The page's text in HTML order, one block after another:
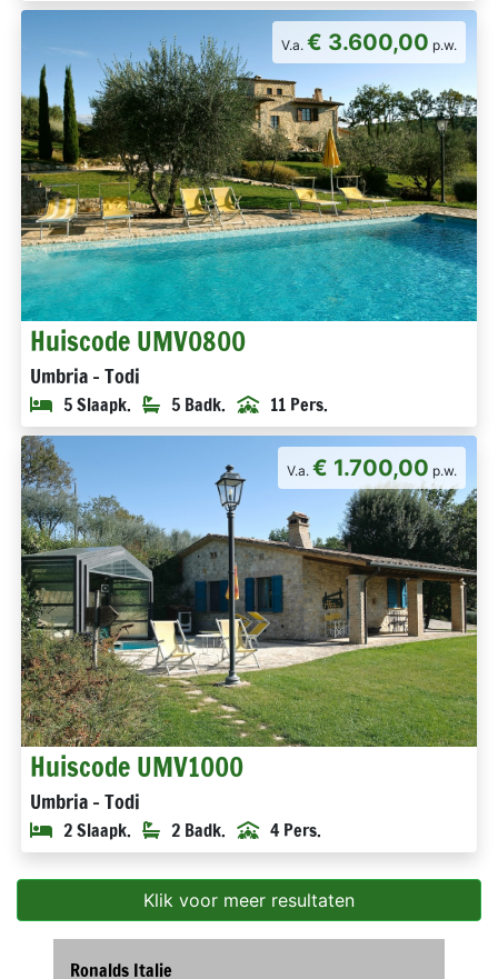
V.a. € 3.600,00 p.w.
Huiscode UMV0800
Umbria - Todi
5 Slaapk. 5 Badk. 11 Pers.
V.a. € 1.700,00 p.w.
Huiscode UMV1000
Umbria - Todi
2 Slaapk. 2 Badk. 4 Pers.
Klik voor meer resultaten
Ronalds Italie